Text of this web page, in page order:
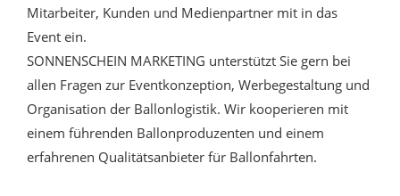
Mitarbeiter, Kunden und Medienpartner mit in das
Event ein.
SONNENSCHEIN MARKETING unterstützt Sie gern bei
allen Fragen zur Eventkonzeption, Werbegestaltung und
Organisation der Ballonlogistik. Wir kooperieren mit
einem führenden Ballonproduzenten und einem
erfahrenen Qualitätsanbieter für Ballonfahrten.